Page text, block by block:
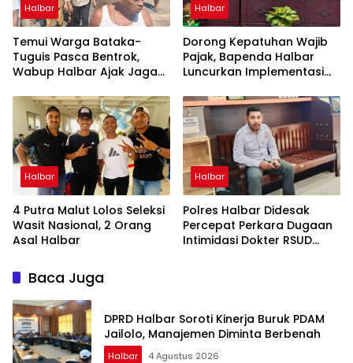
Halbar
Temui Warga Bataka-
Tuguis Pasca Bentrok,
Wabup Halbar Ajak Jaga
Halbar
Dorong Kepatuhan Wajib
Pajak, Bapenda Halbar
Luncurkan Implementasi
Bank Maluku-Malut
Halbar
4 Putra Malut Lolos Seleksi
Wasit Nasional, 2 Orang
Asal Halbar
Halbar
Polres Halbar Didesak
Percepat Perkara Dugaan
Intimidasi Dokter RSUD
Baca Juga
DPRD Halbar Soroti Kinerja Buruk PDAM
Jailolo, Manajemen Diminta Berbenah
Halbar 4 Agustus 2026